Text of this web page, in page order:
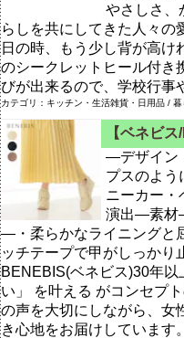
やさしさ、
らしを共にしてきた人々の
日の時、もう少し背が高け
のシークレットヒール付き
びが出来るので、学校行事
カテゴリ：キッチン・生活雑貨・日用品 /
【ベネビ
―デザイン
プスのよう
ニーカー・
演出―素材
―・柔らかなライニングと
ッチテープで甲がしっかり
BENEBIS(ベネビス)30年
い」 を叶える がコンセプ
の声を大切にしながら、女
き心地をお届けしています。